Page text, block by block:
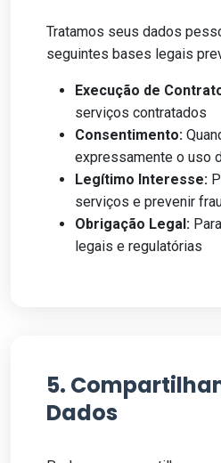
Tratamos seus dados
seguintes bases legais
Execução de
serviços contratados
Consentimento:
expressamente o uso
Legítimo Interesse:
serviços e prevenir
Obrigação Legal:
legais e regulatórias
5.
Dados